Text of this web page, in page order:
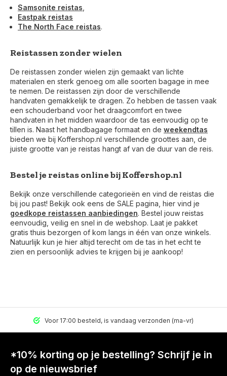
Samsonite reistas
Eastpak reistas
The North Face reistas.
Reistassen zonder wielen
De reistassen zonder wielen zijn gemaakt van lichte
materialen en sterk genoeg om alle soorten bagage in mee
te nemen. De reistassen zijn door de verschillende
handvaten gemakkelijk te dragen. Zo hebben de tassen vaak
een schouderband voor het draagcomfort en twee
handvaten in het midden waardoor de tas eenvoudig op te
tillen is. Naast het handbagage formaat en de weekendtas
bieden we bij Koffershop.nl verschillende groottes aan, de
juiste grootte van je reistas hangt af van de duur van de reis.
Bestel je reistas online bij Koffershop.nl
Bekijk onze verschillende categorieën en vind de reistas die
bij jou past! Bekijk ook eens de SALE pagina, hier vind je
goedkope reistassen aanbiedingen. Bestel jouw reistas
eenvoudig, veilig en snel in de webshop. Laat je pakket
gratis thuis bezorgen of kom langs in één van onze winkels.
Natuurlijk kun je hier altijd terecht om de tas in het echt te
zien en persoonlijk advies te krijgen bij je aankoop!
Voor 17:00 besteld, is vandaag verzonden (ma-vr)
*10% korting op je bestelling? Schrijf je in
op de nieuwsbrief